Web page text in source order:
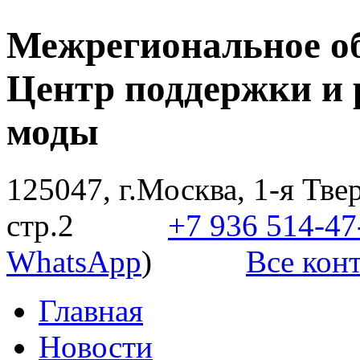
Межрегиональное
Центр поддержки и
моды
125047, г.Москва, 1-я
стр.2 +7 936 514-
WhatsApp) Все
Главная
Новости